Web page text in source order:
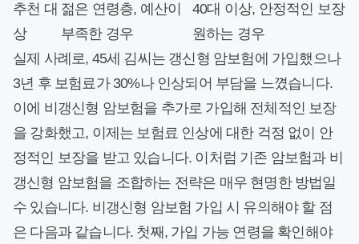
추천 대
상
젊은 연령층, 예산이
부족한 경우
40대 이상, 안정적인 보장
원하는 경우
실제 사례로, 45세 김씨는 갱신형 암보험에 가입했으나
3년 후 보험료가 30%나 인상되어 부담을 느꼈습니다.
이에 비갱신형 암보험을 추가로 가입해 전체적인 보장
을 강화했고, 이제는 보험료 인상에 대한 걱정 없이 안
정적인 보장을 받고 있습니다. 이처럼 기존 암보험과 비
갱신형 암보험을 조합하는 전략은 매우 현명한 방법일
수 있습니다. 비갱신형 암보험 가입 시 유의해야 할 점
은 다음과 같습니다. 첫째, 가입 가능 연령을 확인해야